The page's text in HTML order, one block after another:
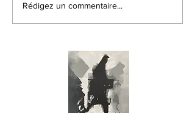
Rédigez un commentaire...